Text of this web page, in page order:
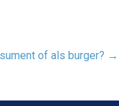
of als burger? →